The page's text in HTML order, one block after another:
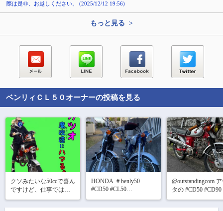
際は是非、お越しください。 (2025/12/12 19:56)
もっと見る >
ベンリィＣＬ５０ オーナーの投稿を見る
クソみたいな50ccで喜ん
ですけど、仕事では何cc
かよくわからん大型重
機乗ってます🥲
HONDA ＃benly50
#CD50 #CL50
@outstandingcom
タの #CD50
K0シート届いた✨
だった…ちょい加